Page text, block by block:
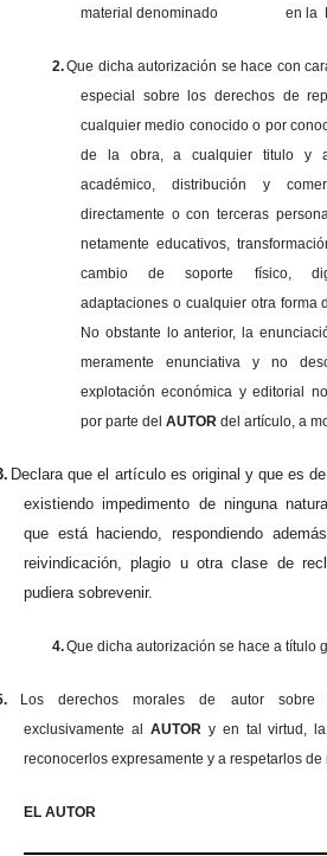
material denominado en la
2.Que dicha autorización se hace con
especial sobre los derechos de
cualquier medio conocido o por
de la obra, a cualquier titulo y
académico, distribución y
directamente o con terceras
netamente educativos,
cambio de soporte físico,
adaptaciones o cualquier otra forma
No obstante lo anterior, la
meramente enunciativa y no
explotación económica y editorial
por parte del AUTORdel artículo, a
Declara que el artículo es original y que es
existiendo impedimento de ninguna
que está haciendo, respondiendo
reivindicación, plagio u otra clase de
pudiera sobrevenir.
4.Que dicha autorización se hace a título
Los derechos morales de autor sobre
exclusivamente al AUTOR y en tal virtud,
reconocerlos expresamente y a respetarlos
EL AUTOR